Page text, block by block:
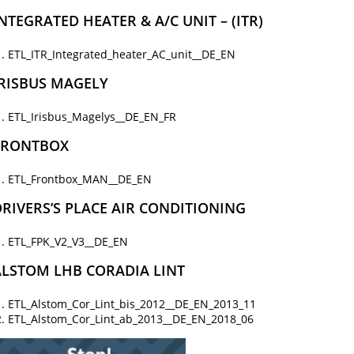
HEATER & A/C UNIT – (ITR)
ETL_ITR_Integrated_heater_AC_unit__DE_EN
MAGELY
ETL_Irisbus_Magelys__DE_EN_FR
ETL_Frontbox_MAN__DE_EN
PLACE AIR CONDITIONING
ETL_FPK_V2_V3__DE_EN
LHB CORADIA LINT
ETL_Alstom_Cor_Lint_bis_2012__DE_EN_2013_11
ETL_Alstom_Cor_Lint_ab_2013__DE_EN_2018_06